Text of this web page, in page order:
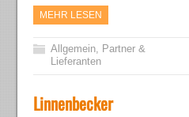
MEHR LESEN
Allgemein, Partner &
Lieferanten
Linnenbecker